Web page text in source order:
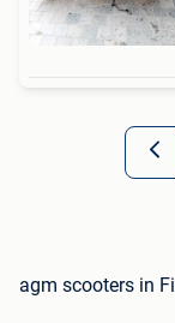
agm scooters in